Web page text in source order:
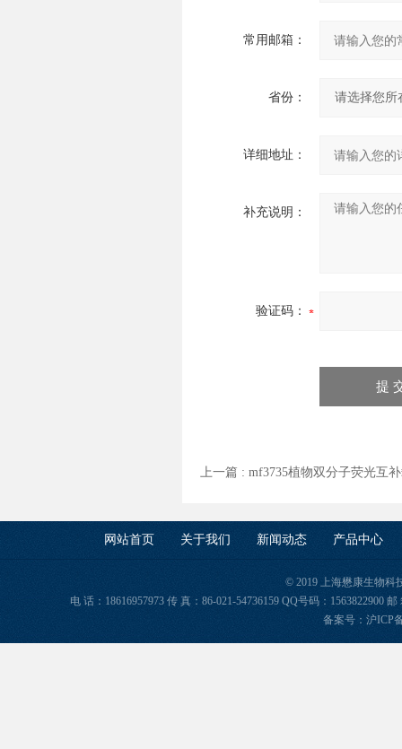
常用邮箱：
省份：
详细地址：
补充说明：
验证码：
上一篇 : mf3735植物双分子荧光互
网站首页 关于我们 新闻动态 产品中心
© 2019 上海懋康生物科
电 话：18616957973 传 真：86-021-54736159 QQ号码：1563822900
备案号： 沪ICP